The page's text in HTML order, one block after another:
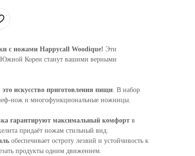
с ножами Happycall Woodique! Эти
Кореи станут вашими верными
искусство приготовления пищи . В набор
нож и многофункциональные ножницы.
гарантируют максимальный комфорт в
придаёт ножам стильный вид.
обеспечивает остроту лезвий и устойчивость к
продукты одним движением.